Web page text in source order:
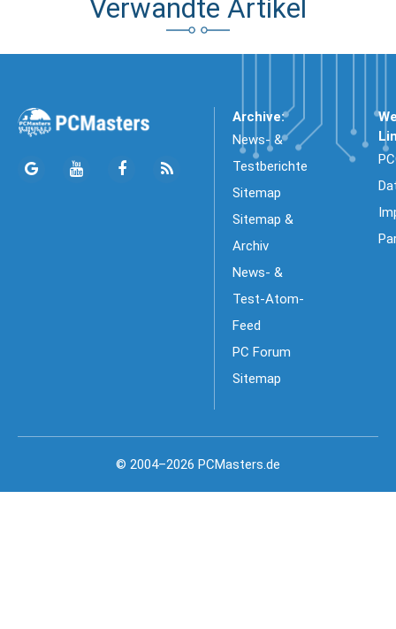
Verwandte Artikel
Archive:
News- &
Testberichte
Sitemap
Sitemap &
Archiv
News- &
Test-Atom-
Feed
PC Forum
Sitemap
© 2004–2026 PCMasters.de